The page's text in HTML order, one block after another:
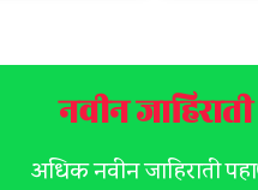
नवीन जाहिराती
अधिक नवीन जाहिराती पहा